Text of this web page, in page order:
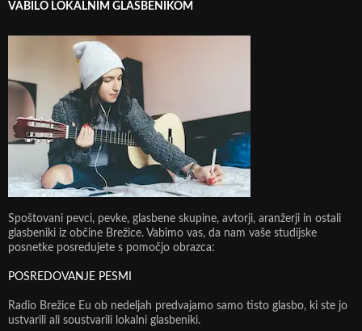
VABILO LOKALNIM GLASBENIKOM
Spoštovani pevci, pevke, glasbene skupine, avtorji, aranžerji in ostali
glasbeniki iz občine Brežice. Vabimo vas, da nam vaše studijske
posnetke posredujete s pomočjo obrazca:
POSREDOVANJE PESMI
Radio Brežice Eu ob nedeljah predvajamo samo tisto glasbo, ki ste jo
ustvarili ali soustvarili lokalni glasbeniki.